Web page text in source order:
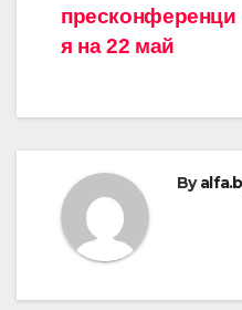
пресконференци
я на 22 май
By